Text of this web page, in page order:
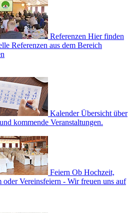
Referenzen Hier finden
Referenzen aus dem Bereich
Kalender Übersicht über
kommende Veranstaltungen.
Feiern Ob Hochzeit,
oder Vereinsfeiern - Wir freuen uns auf